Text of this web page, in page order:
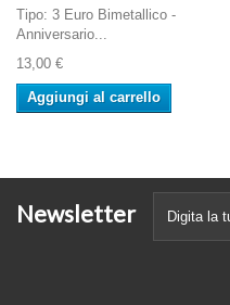
Tipo: 3 Euro Bimetallico -
Anniversario...
13,00 €
Aggiungi al carrello
Newsletter